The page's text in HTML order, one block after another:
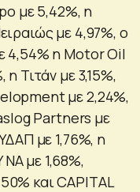
με 5,42%, η
με 4,97%, ο
4,54% η Motor Oil
Τιτάν με 3,15%,
με 2,24%,
Partners με
με 1,76%, η
με 1,68%,
και CAPITAL